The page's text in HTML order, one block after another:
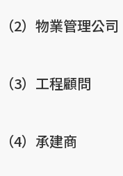
（2）物業管理公司
（3）工程顧問
（4）承建商